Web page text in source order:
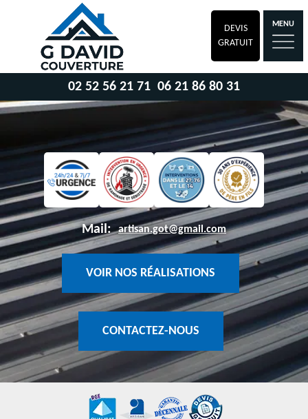
DEVIS
GRATUIT
MENU
02 52 56 21 71 06 21 86 80 31
Mail: artisan.got@gmail.com
VOIR NOS RÉALISATIONS
CONTACTEZ-NOUS